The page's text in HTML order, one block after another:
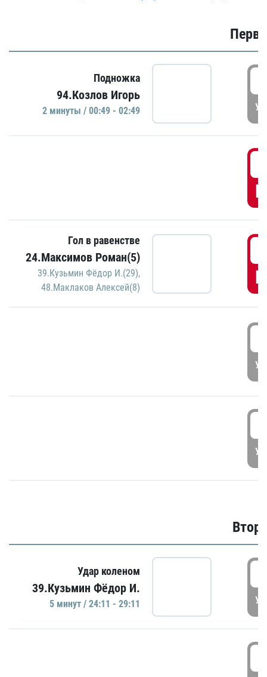
Подножка
94.Козлов Игорь
2 минуты / 00:49 - 02:49
Гол в равенстве
24.Максимов Роман(5)
39.Кузьмин Фёдор И.(29),
48.Маклаков Алексей(8)
Удар коленом
39.Кузьмин Фёдор И.
5 минут / 24:11 - 29:11